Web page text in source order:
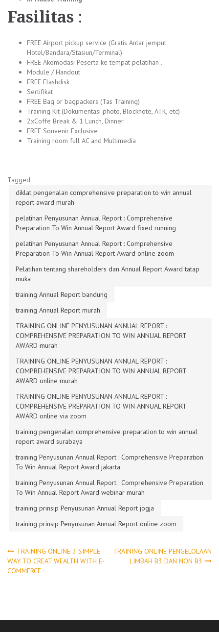
Fasilitas :
FREE Airport pickup service (Gratis Antar jemput
Hotel/Bandara/Stasiun/Terminal)
FREE Akomodasi Peserta ke tempat pelatihan .
Module / Handout
FREE Flashdisk
Sertifikat
FREE Bag or bagpackers (Tas Training)
Training Kit (Dokumentasi photo, Blocknote, ATK, etc)
2xCoffe Break & 1 Lunch, Dinner
FREE Souvenir Exclusive
Training room full AC and Multimedia
Tagged
diklat pengenalan comprehensive preparation to win annual
report award murah
pelatihan Penyusunan Annual Report : Comprehensive
Preparation To Win Annual Report Award fixed running
pelatihan Penyusunan Annual Report : Comprehensive
Preparation To Win Annual Report Award online zoom
Pelatihan tentang shareholders dan Annual Report Award tatap
muka
training Annual Report bandung
training Annual Report murah
TRAINING ONLINE PENYUSUNAN ANNUAL REPORT :
COMPREHENSIVE PREPARATION TO WIN ANNUAL REPORT
AWARD murah
TRAINING ONLINE PENYUSUNAN ANNUAL REPORT :
COMPREHENSIVE PREPARATION TO WIN ANNUAL REPORT
AWARD online murah
TRAINING ONLINE PENYUSUNAN ANNUAL REPORT :
COMPREHENSIVE PREPARATION TO WIN ANNUAL REPORT
AWARD online via zoom
training pengenalan comprehensive preparation to win annual
report award surabaya
training Penyusunan Annual Report : Comprehensive Preparation
To Win Annual Report Award jakarta
training Penyusunan Annual Report : Comprehensive Preparation
To Win Annual Report Award webinar murah
training prinsip Penyusunan Annual Report jogja
training prinsip Penyusunan Annual Report online zoom
Post
navigation
TRAINING ONLINE 3 SIMPLE
WAY TO CREAT WEALTH WITH E-
COMMERCE
TRAINING ONLINE PENGELOLAAN
LIMBAH B3 DAN NON B3